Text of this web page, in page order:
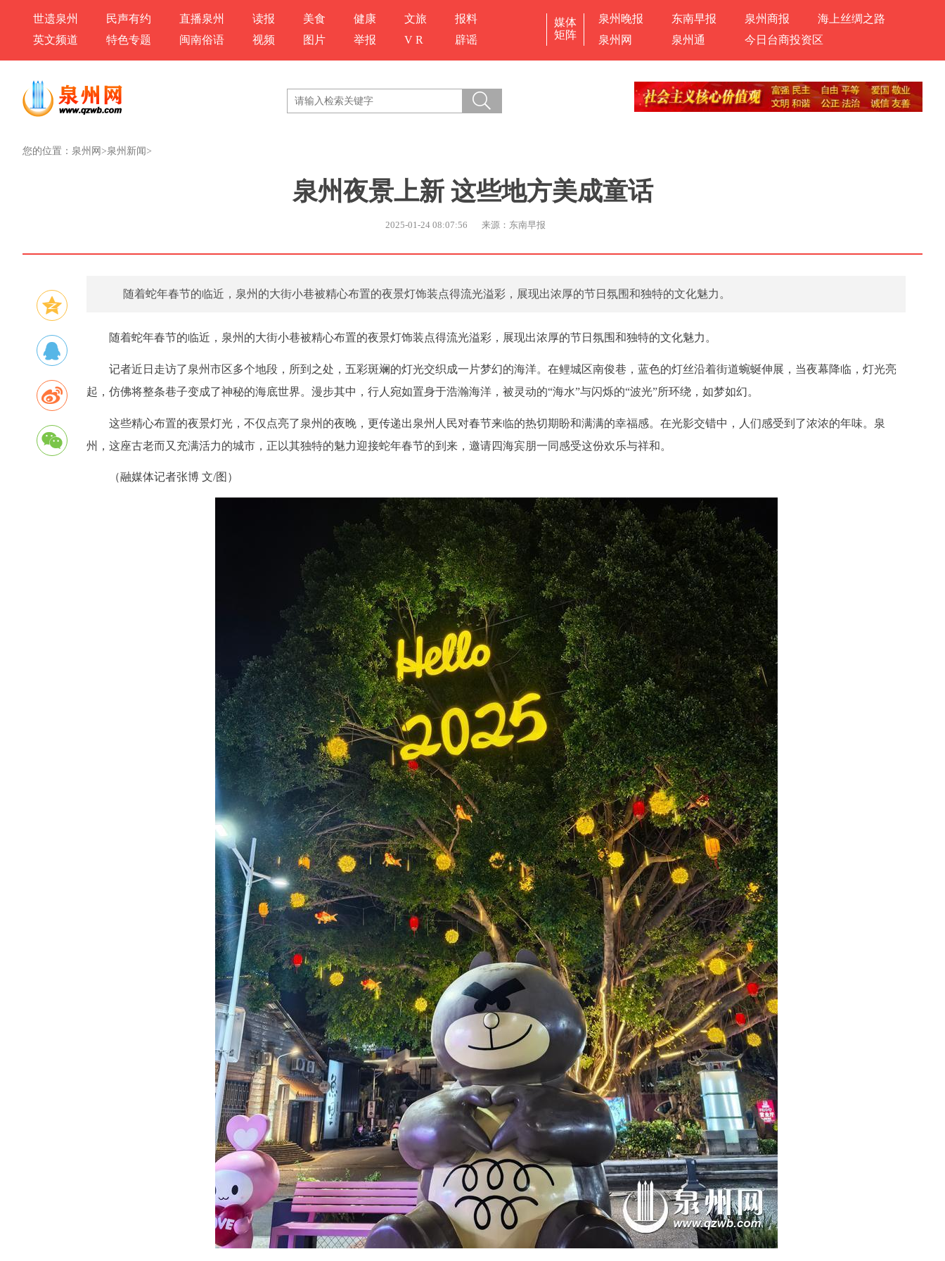
世遗泉州 民声有约 直播泉州 读报 美食 健康 文旅
报料
英文频道
特色专题 闽南俗语 视频 图片 举报 V R 辟谣
媒体
矩阵
泉州晚报 东南早报 泉州商报
海上丝绸之路
泉州网
泉州通 今日台商投资区
您的位置： 泉州网 >泉州新闻>
泉州夜景上新 这些地方美成童话
2025-01-24 08:07:56 来源：东南早报
随着蛇年春节的临近，泉州的大街小巷被精心布置的夜景灯饰装点得流光溢彩，展现出浓厚的节日氛围和独特的文化魅力。
随着蛇年春节的临近，泉州的大街小巷被精心布置的夜景灯饰装点得流光溢彩，展现出浓厚的节日氛围和独特的文化魅力。
记者近日走访了泉州市区多个地段，所到之处，五彩斑斓的灯光交织成一片梦幻的海洋。在鲤城区南俊巷，蓝色的灯丝沿着街道蜿蜒伸展，当夜幕降临，灯光亮
起，仿佛将整条巷子变成了神秘的海底世界。漫步其中，行人宛如置身于浩瀚海洋，被灵动的“海水”与闪烁的“波光”所环绕，如梦如幻。
这些精心布置的夜景灯光，不仅点亮了泉州的夜晚，更传递出泉州人民对春节来临的热切期盼和满满的幸福感。在光影交错中，人们感受到了浓浓的年味。泉
州，这座古老而又充满活力的城市，正以其独特的魅力迎接蛇年春节的到来，邀请四海宾朋一同感受这份欢乐与祥和。
（融媒体记者张博 文/图）